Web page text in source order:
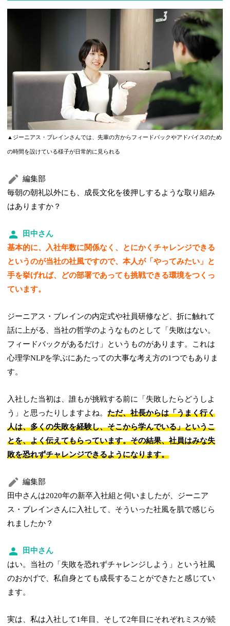
▲ジーニアス・ブレインさんでは、先輩の方からフィードバックやアドバイスのため
の時間を設けている様子が日常的に見られる
編集部
毎朝の朝礼以外にも、成長文化を後押しするような取り組み
はありますか？
田中さん
基本的に、入社年数に関係なく、とにかくチャレンジできる
というのが当社の社風ですので、本人が「やってみたい」と
手を挙げれば、どの部署であっても挑戦できる環境をつくっ
ています。
ジーニアス・ブレインの内定式や社員研修など、折に触れて
話に上がる、当社の哲学のようなものとして「失敗はない。
フィードバックがあるだけ」というものがあります。これは
心理学NLPを学ぶにあたっての大事な考え方の1つでもありま
す。
入社した当初は、誰もが挑戦する前に「失敗したらどうしよ
う」と思ったりしますよね。ただ、社長からは「うまく行く
人は、多くの失敗を経験し、そこから学んでいる」というこ
とを、よく伝えてもらっています。その結果、社員はみな失
敗を恐れずチャレンジできるようになります。
編集部
田中さんは2020年の新卒入社組と伺いましたが、ジーニア
ス・ブレインさんに入社して、そういった社風を肌で感じら
れましたか？
田中さん
はい。当社の「失敗を恐れずチャレンジしよう」という社風
のおかげで、私自身とても成長することができたと感じてい
ます。
実は、私は入社して1年目、そして2年目にそれぞれミスが続